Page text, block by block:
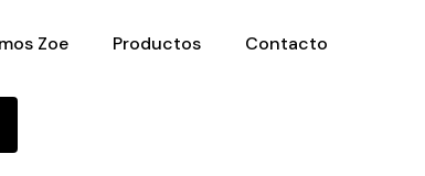
Zoe Productos Contacto